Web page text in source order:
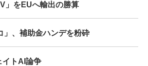
」をEUへ輸出の勝算
」、補助金ハンデを粉砕
イトAI論争